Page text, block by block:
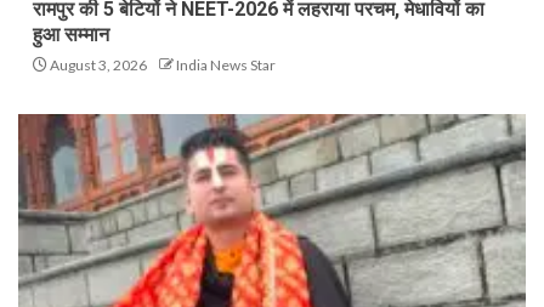
रामपुर की 5 बेटियों ने NEET-2026 में लहराया परचम, मेधावियों का
हुआ सम्मान
August 3, 2026 India News Star